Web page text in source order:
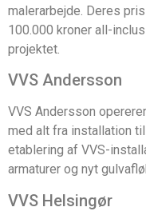
malerarbejde. Deres
100.000 kroner all-
projektet.
VVS Andersson
VVS Andersson
med alt fra installation
etablering af VVS-
armaturer og nyt
VVS Helsingør